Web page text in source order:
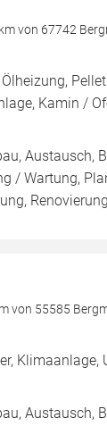
von 67742
Kamin /
Austausch,
/ Wartung,
von 55585
Austausch,